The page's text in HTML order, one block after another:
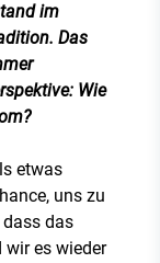
im
Das
Wie
etwas
uns zu
das
wir es wieder